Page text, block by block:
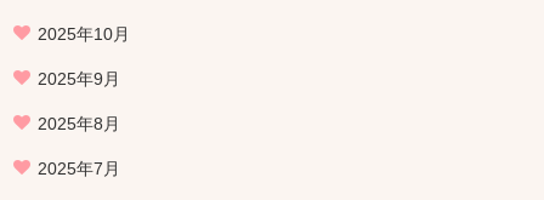
2025年10月
2025年9月
2025年8月
2025年7月